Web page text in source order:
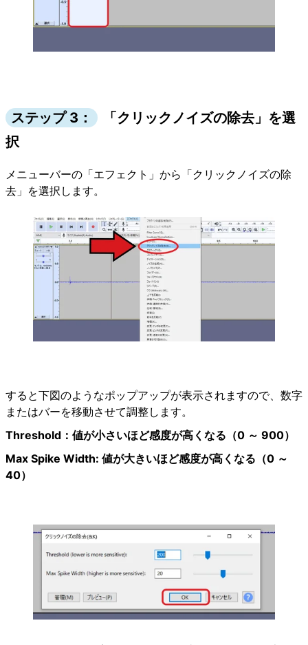
ステップ 3：
「クリックノイズの除去」を選
択
メニューバーの「エフェクト」から「クリックノイズの除
去」を選択します。
すると下図のようなポップアップが表示されますので、数字
またはバーを移動させて調整します。
Threshold：値が小さいほど感度が高くなる（0 ～ 900）
Max Spike Width: 値が大きいほど感度が高くなる（0 ～
40）